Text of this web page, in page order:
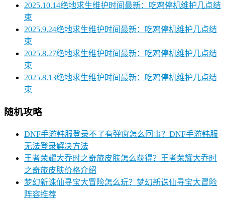
2025.10.14绝地求生维护时间最新：吃鸡停机维护几点结
束
2025.9.24绝地求生维护时间最新：吃鸡停机维护几点结
束
2025.8.27绝地求生维护时间最新：吃鸡停机维护几点结
束
2025.8.13绝地求生维护时间最新：吃鸡停机维护几点结
束
随机攻略
DNF手游韩服登录不了有弹窗怎么回事？DNF手游韩服
无法登录解决方法
王者荣耀大乔时之奇旅皮肤怎么获得？王者荣耀大乔时
之奇旅皮肤价格介绍
梦幻新诛仙寻宝大冒险怎么玩？梦幻新诛仙寻宝大冒险
阵容推荐